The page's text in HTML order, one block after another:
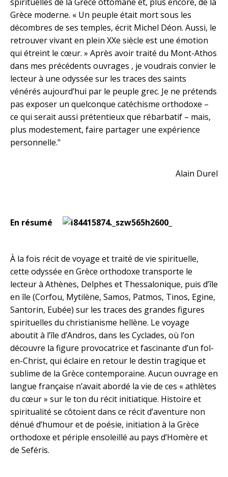
Grèce moderne. « Un peuple était mort sous les
décombres de ses temples, écrit Michel Déon. Aussi, le
retrouver vivant en plein XXe siècle est une émotion
qui étreint le cœur. » Après avoir traité du Mont-Athos
dans mes précédents ouvrages , je voudrais convier le
lecteur à une odyssée sur les traces des saints
vénérés aujourd’hui par le peuple grec. Je ne prétends
pas exposer un quelconque catéchisme orthodoxe –
ce qui serait aussi prétentieux que rébarbatif – mais,
plus modestement, faire partager une expérience
personnelle."
Alain Durel
En résumé
À la fois récit de voyage et traité de vie spirituelle,
cette odyssée en Grèce orthodoxe transporte le
lecteur à Athènes, Delphes et Thessalonique, puis d’île
en île (Corfou, Mytilène, Samos, Patmos, Tinos, Egine,
Santorin, Eubée) sur les traces des grandes figures
spirituelles du christianisme hellène. Le voyage
aboutit à l’île d’Andros, dans les Cyclades, où l’on
découvre la figure provocatrice et fascinante d’un fol-
en-Christ, qui éclaire en retour le destin tragique et
sublime de la Grèce contemporaine. Aucun ouvrage en
langue française n’avait abordé la vie de ces « athlètes
du cœur » sur le ton du récit initiatique. Histoire et
spiritualité se côtoient dans ce récit d’aventure non
dénué d’humour et de poésie, initiation à la Grèce
orthodoxe et périple ensoleillé au pays d’Homère et
de Seféris.